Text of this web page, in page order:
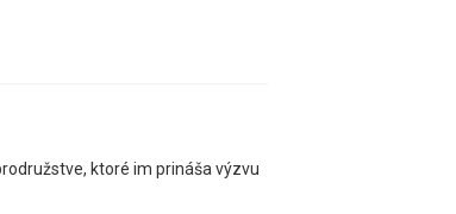
ktoré im prináša výzvu